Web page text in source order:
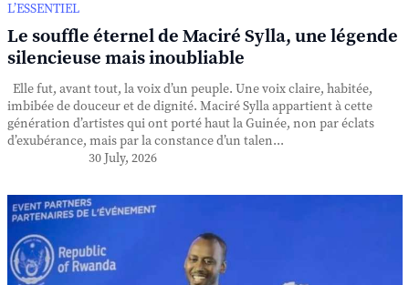
L’ESSENTIEL
Le souffle éternel de Maciré Sylla, une légende
silencieuse mais inoubliable
Elle fut, avant tout, la voix d’un peuple. Une voix claire, habitée,
imbibée de douceur et de dignité. Maciré Sylla appartient à cette
génération d’artistes qui ont porté haut la Guinée, non par éclats
d’exubérance, mais par la constance d’un talen...
30 July, 2026